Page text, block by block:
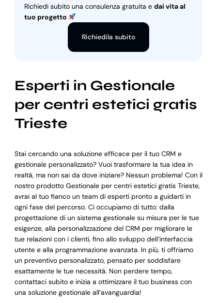
Richiedi subito una consulenza gratuita e dai vita al
tuo progetto
Richiedila subito
Esperti in Gestionale
per centri estetici gratis
Trieste
Stai cercando una soluzione efficace per il tuo CRM e
gestionale personalizzato? Vuoi trasformare la tua idea in
realtà, ma non sai da dove iniziare? Nessun problema! Con il
nostro prodotto Gestionale per centri estetici gratis Trieste,
avrai al tuo fianco un team di esperti pronto a guidarti in
ogni fase del percorso. Ci occupiamo di tutto: dalla
progettazione di un sistema gestionale su misura per le tue
esigenze, alla personalizzazione del CRM per migliorare le
tue relazioni con i clienti, fino allo sviluppo dell’interfaccia
utente e alla programmazione avanzata. In più, ti offriamo
un preventivo personalizzato, pensato per soddisfare
esattamente le tue necessità. Non perdere tempo,
contattaci subito e inizia a ottimizzare il tuo business con
una soluzione gestionale all’avanguardia!